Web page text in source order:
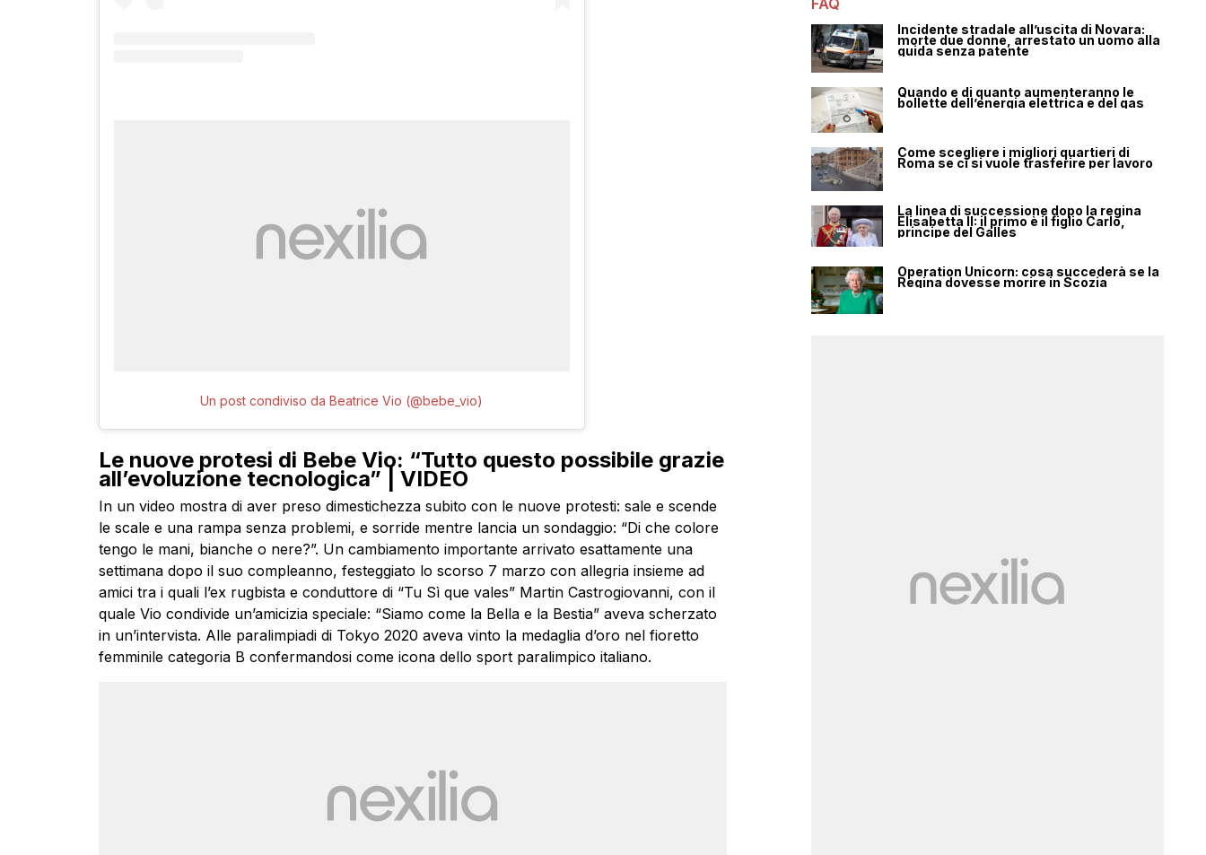
Un post condiviso da Beatrice Vio (@bebe_vio)
Le nuove protesi di Bebe Vio: “Tutto questo possibile grazie
all’evoluzione tecnologica” | VIDEO
In un video mostra di aver preso dimestichezza subito con le nuove protesti: sale e scende
le scale e una rampa senza problemi, e sorride mentre lancia un sondaggio: “Di che colore
tengo le mani, bianche o nere?”. Un cambiamento importante arrivato esattamente una
settimana dopo il suo compleanno, festeggiato lo scorso 7 marzo con allegria insieme ad
amici tra i quali l’ex rugbista e conduttore di “Tu Sì que vales” Martin Castrogiovanni, con il
quale Vio condivide un’amicizia speciale: “Siamo come la Bella e la Bestia” aveva scherzato
in un’intervista. Alle paralimpiadi di Tokyo 2020 aveva vinto la medaglia d’oro nel fioretto
femminile categoria B confermandosi come icona dello sport paralimpico italiano.
FAQ
Incidente stradale all’uscita di Novara:
morte due donne, arrestato un uomo alla
guida senza patente
Quando e di quanto aumenteranno le
bollette dell’energia elettrica e del gas
Come scegliere i migliori quartieri di
Roma se ci si vuole trasferire per lavoro
La linea di successione dopo la regina
Elisabetta II: il primo è il figlio Carlo,
principe del Galles
Operation Unicorn: cosa succederà se la
Regina dovesse morire in Scozia